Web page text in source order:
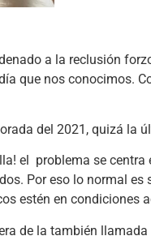
a la reclusión
que nos conocimos.
del 2021, quizá la
el problema se
Por eso lo normal
estén en condiciones
de la también